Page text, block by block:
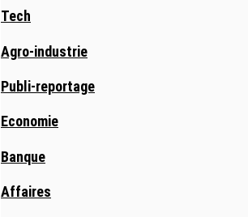
Tech
Agro-industrie
Publi-reportage
Economie
Banque
Affaires